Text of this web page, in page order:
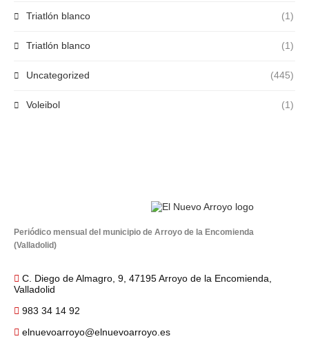
Triatlón blanco (1)
Triatlón blanco (1)
Uncategorized (445)
Voleibol (1)
Periódico mensual del municipio de Arroyo de la Encomienda
(Valladolid)
C. Diego de Almagro, 9, 47195 Arroyo de la Encomienda,
Valladolid
983 34 14 92
elnuevoarroyo@elnuevoarroyo.es